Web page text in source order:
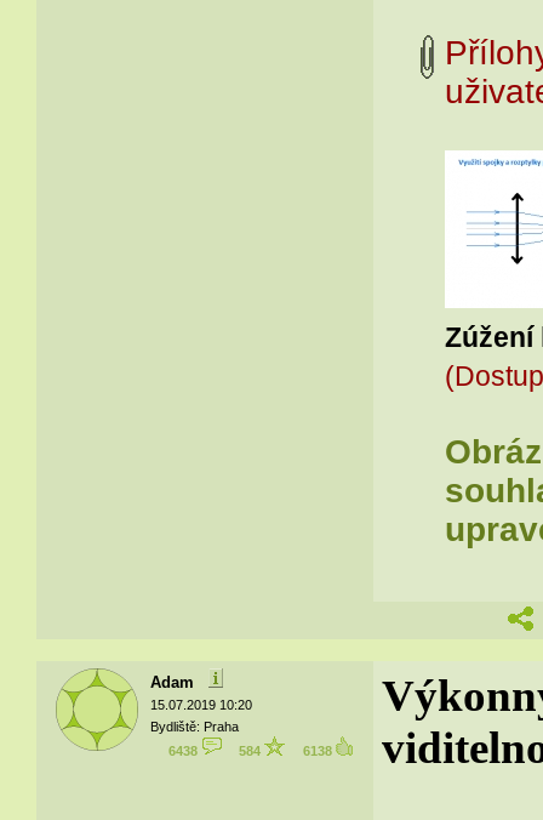
Zúžení
Adam
15.07.2019 10:20
Bydliště: Praha
6438
584 6138